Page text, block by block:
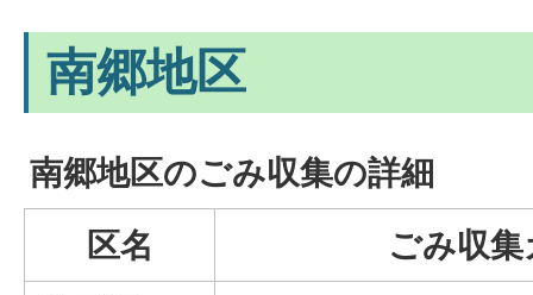
南郷地区
南郷地区のごみ収集の詳細
区名
ごみ収